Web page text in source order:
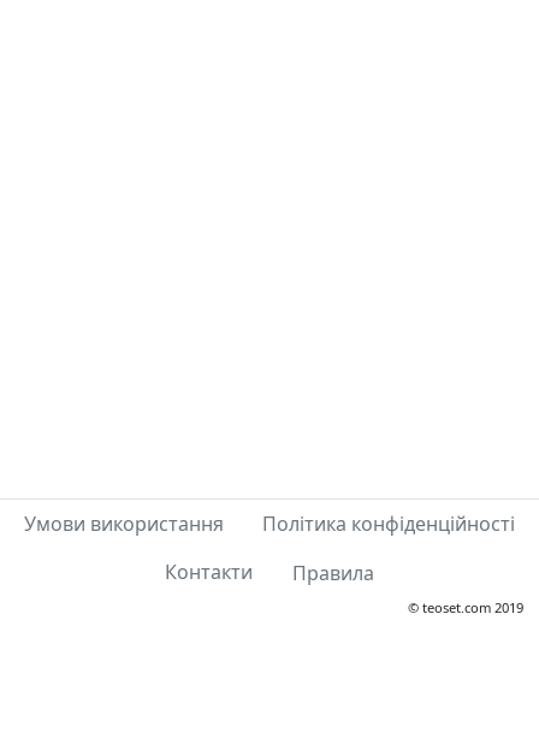
Умови використання
Політика конфіденційності
Контакти
Правила
© teoset.com 2019